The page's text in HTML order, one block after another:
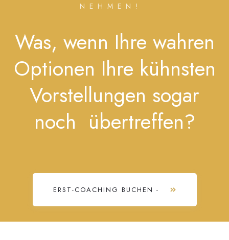
NEHMEN!
Was, wenn Ihre wahren
Optionen Ihre kühnsten
Vorstellungen sogar
noch übertreffen?
ERST-COACHING BUCHEN -